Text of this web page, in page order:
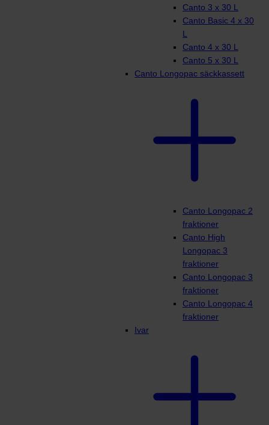
Canto 3 x 30 L
Canto Basic 4 x 30
L
Canto 4 x 30 L
Canto 5 x 30 L
Canto Longopac säckkassett
Canto Longopac 2
fraktioner
Canto High
Longopac 3
fraktioner
Canto Longopac 3
fraktioner
Canto Longopac 4
fraktioner
Ivar